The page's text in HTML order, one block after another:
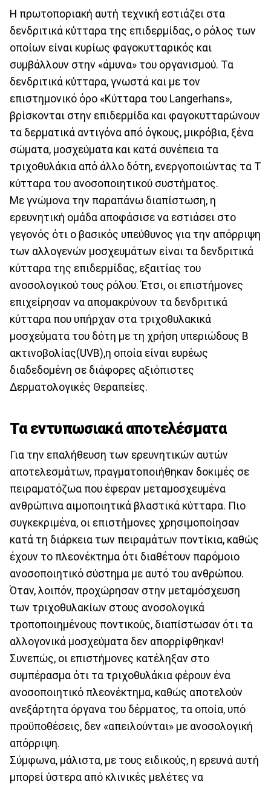
Η πρωτοποριακή αυτή τεχνική εστιάζει στα
δενδριτικά κύτταρα της επιδερμίδας, ο ρόλος των
οποίων είναι κυρίως φαγοκυτταρικός και
συμβάλλουν στην «άμυνα» του οργανισμού. Τα
δενδριτικά κύτταρα, γνωστά και με τον
επιστημονικό όρο «Κύτταρα του Langerhans»,
βρίσκονται στην επιδερμίδα και φαγοκυτταρώνουν
τα δερματικά αντιγόνα από όγκους, μικρόβια, ξένα
σώματα, μοσχεύματα και κατά συνέπεια τα
τριχοθυλάκια από άλλο δότη, ενεργοποιώντας τα Τ
κύτταρα του ανοσοποιητικού συστήματος.
Με γνώμονα την παραπάνω διαπίστωση, η
ερευνητική ομάδα αποφάσισε να εστιάσει στο
γεγονός ότι ο βασικός υπεύθυνος για την απόρριψη
των αλλογενών μοσχευμάτων είναι τα δενδριτικά
κύτταρα της επιδερμίδας, εξαιτίας του
ανοσολογικού τους ρόλου. Έτσι, οι επιστήμονες
επιχείρησαν να απομακρύνουν τα δενδριτικά
κύτταρα που υπήρχαν στα τριχοθυλακικά
μοσχεύματα του δότη με τη χρήση υπεριώδους B
ακτινοβολίας(UVB),η οποία είναι ευρέως
διαδεδομένη σε διάφορες αξιόπιστες
Δερματολογικές Θεραπείες.
Τα εντυπωσιακά αποτελέσματα
Για την επαλήθευση των ερευνητικών αυτών
αποτελεσμάτων, πραγματοποιήθηκαν δοκιμές σε
πειραματόζωα που έφεραν μεταμοσχευμένα
ανθρώπινα αιμοποιητικά βλαστικά κύτταρα. Πιο
συγκεκριμένα, οι επιστήμονες χρησιμοποίησαν
κατά τη διάρκεια των πειραμάτων ποντίκια, καθώς
έχουν το πλεονέκτημα ότι διαθέτουν παρόμοιο
ανοσοποιητικό σύστημα με αυτό του ανθρώπου.
Όταν, λοιπόν, προχώρησαν στην μεταμόσχευση
των τριχοθυλακίων στους ανοσολογικά
τροποποιημένους ποντικούς, διαπίστωσαν ότι τα
αλλογονικά μοσχεύματα δεν απορρίφθηκαν!
Συνεπώς, οι επιστήμονες κατέληξαν στο
συμπέρασμα ότι τα τριχοθυλάκια φέρουν ένα
ανοσοποιητικό πλεονέκτημα, καθώς αποτελούν
ανεξάρτητα όργανα του δέρματος, τα οποία, υπό
προϋποθέσεις, δεν «απειλούνται» με ανοσολογική
απόρριψη.
Σύμφωνα, μάλιστα, με τους ειδικούς, η ερευνά αυτή
μπορεί ύστερα από κλινικές μελέτες να